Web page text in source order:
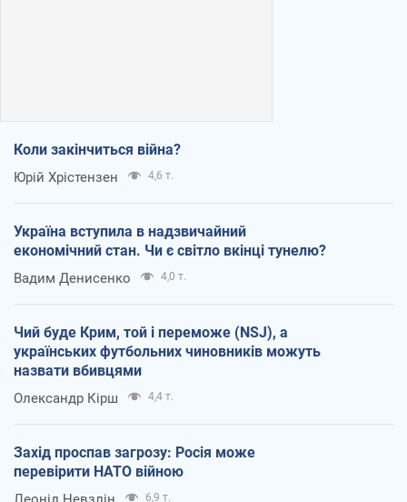
Коли закінчиться війна?
Юрій Хрістензен 4,6 т.
Україна вступила в надзвичайний
економічний стан. Чи є світло вкінці тунелю?
Вадим Денисенко 4,0 т.
Чий буде Крим, той і переможе (NSJ), а
українських футбольних чиновників можуть
назвати вбивцями
Олександр Кірш 4,4 т.
Захід проспав загрозу: Росія може
перевірити НАТО війною
6,9 т.